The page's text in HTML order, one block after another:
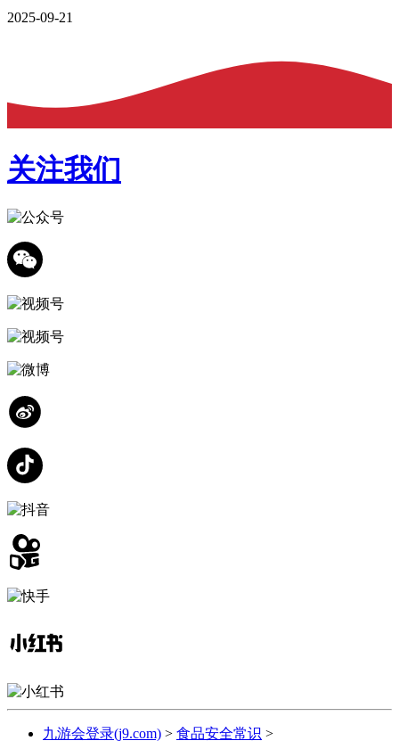
2025-09-21
关注我们
九游会登录(j9.com) > 食品安全常识 >